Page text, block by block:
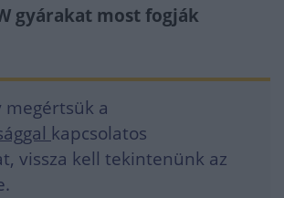
gyárakat most fogják
megértsük a
kapcsolatos
vissza kell tekintenünk az